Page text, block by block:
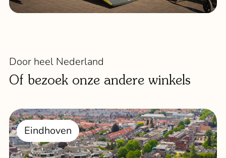
Door heel Nederland
Of bezoek onze andere winkels
Eindhoven